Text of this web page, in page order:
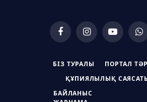
FacebookInstagramYouTube
БІЗ ТУРАЛЫ ПОРТАЛ
ҚҰПИЯЛЫЛЫҚ САЯСАТЫ
БАЙЛАНЫС